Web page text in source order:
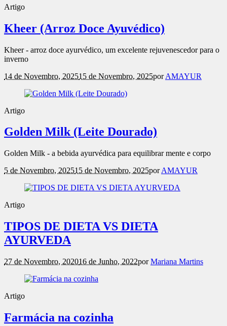
Artigo
Kheer (Arroz Doce Ayuvédico)
Kheer - arroz doce ayurvédico, um excelente rejuvenescedor para o
inverno
14 de Novembro, 202515 de Novembro, 2025porAMAYUR
Artigo
Golden Milk (Leite Dourado)
Golden Milk - a bebida ayurvédica para equilibrar mente e corpo
5 de Novembro, 202515 de Novembro, 2025porAMAYUR
Artigo
TIPOS DE DIETA VS DIETA
AYURVEDA
27 de Novembro, 202016 de Junho, 2022porMariana Martins
Artigo
Farmácia na cozinha